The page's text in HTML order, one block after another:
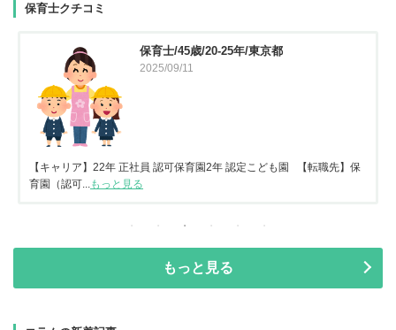
保育士クチコミ
保育士/45歳/20-25年/東京都
2025/09/11
【キャリア】22年 正社員 認可保育園2年 認定こども園 【転職先】保
育園（認可...もっと見る
もっと見る